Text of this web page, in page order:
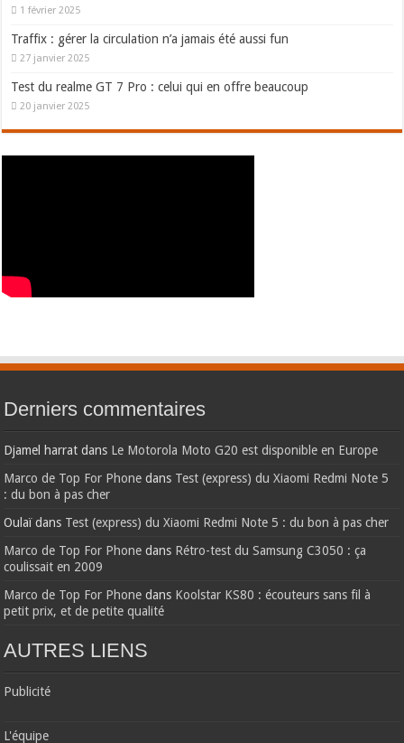
1 février 2025
Traffix : gérer la circulation n’a jamais été aussi fun
27 janvier 2025
Test du realme GT 7 Pro : celui qui en offre beaucoup
20 janvier 2025
Derniers commentaires
Djamel harrat dans Le Motorola Moto G20 est disponible en Europe
Marco de Top For Phone dans Test (express) du Xiaomi Redmi Note 5
: du bon à pas cher
Oulaïdans Test (express) du Xiaomi Redmi Note 5 : du bon à pas cher
Marco de Top For Phone dans Rétro-test du Samsung C3050 : ça
coulissait en 2009
Marco de Top For Phone dans Koolstar KS80 : écouteurs sans fil à
petit prix, et de petite qualité
AUTRES LIENS
Publicité
L'équipe